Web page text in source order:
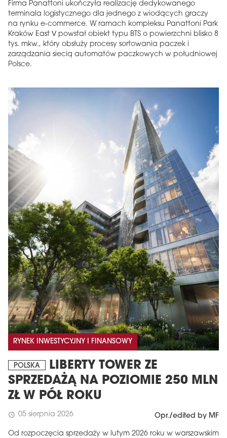
Firma Panattoni ukończyła realizację dedykowanego
terminala logistycznego dla jednego z wiodących graczy
na rynku e-commerce. W ramach kompleksu Panattoni Park
Kraków East V powstał obiekt typu BTS o powierzchni blisko 8
tys. mkw., który obsłuży procesy sortowania paczek i
zarządzania siecią automatów paczkowych w południowej
Polsce.
RYNEK INWESTYCYJNY I FINANSOWY
POLSKA
LIBERTY TOWER ZE
SPRZEDAŻĄ NA POZIOMIE 250 MLN
ZŁ W PÓŁ ROKU
schedule 05 sierpnia 2026 Opr./edited by MF
Od rozpoczęcia sprzedaży w lutym 2026 roku w warszawskim